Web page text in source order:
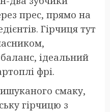
прес, прямо на
Гірчиця тут
ідеальний
фрі.
смаку,
гірчицю з